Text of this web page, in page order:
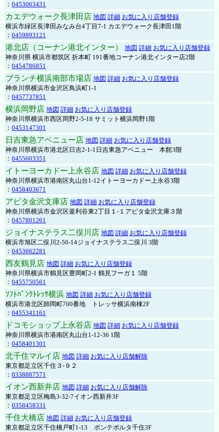
： 0453063431
カエデウォーク長津田店 地図 詳細 お気に入り店舗登録
横浜市緑区長津田みなみ台4丁目7-1 カエデウォーク長津田1階
： 0459893121
港北店（コーナン港北インター） 地図 詳細 お気に入り店舗登録
神奈川県 横浜市都筑区 折本町 191番地コーナン港北インター店2階
： 0454786851
ブランチ横浜南部市場店 地図 詳細 お気に入り店舗登録
神奈川県横浜市金沢区鳥浜町1-1
： 0457737851
横浜岡野店 地図 詳細 お気に入り店舗登録
神奈川県横浜市西区岡野2-5-18 サミット横浜岡野1階
： 0453147301
日吉東急アベニュー店 地図 詳細 お気に入り店舗登録
神奈川県横浜市港北区日吉2-1-1日吉東急アベニュー 本館3階
： 0455603351
イトーヨーカドー上永谷店 地図 詳細 お気に入り店舗登録
神奈川県横浜市港南区丸山台1-12イトーヨーカドー上永谷3階
： 0458403671
アピタ金沢文庫店 地図 詳細 お気に入り店舗登録
神奈川県横浜市金沢区釜利谷東2丁目１-１アピタ金沢文庫３階
： 0457801261
ジョイナステラス二俣川店 地図 詳細 お気に入り店舗登録
横浜市旭区二俣川2-50-14ジョイナステラス二俣川 3階
： 0453662281
西友鶴見店 地図 詳細 お気に入り店舗登録
神奈川県横浜市鶴見区豊岡町2-1 鶴見フーガ１ 5階
： 0455750561
ｿﾌﾄﾊﾞﾝｸﾄﾚｯｻ横浜 地図 詳細 お気に入り店舗登録
横浜市港北区師岡町700番地 トレッサ横浜南棟2F
： 0455341161
ドコモショップ上永谷店 地図 詳細 お気に入り店舗登録
神奈川県横浜市港南区丸山台1-12-36 1階
： 0458401301
北千住マルイ店 地図 詳細 お気に入り店舗解除
東京都足立区千住３-９２
： 0338887571
イオン西新井店 地図 詳細 お気に入り店舗解除
東京都足立区梅島3-32-7イオン西新井3F
： 0358458331
千住大橋店 地図 詳細 お気に入り店舗登録
東京都足立区千住橋戸町1-13 ポンテポルタ千住3F